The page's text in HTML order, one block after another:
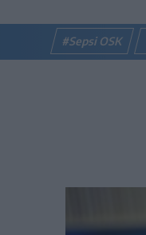
#Sepsi OSK